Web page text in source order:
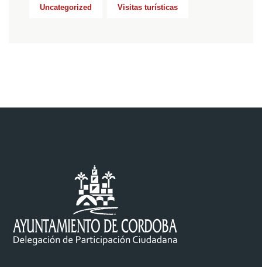
Uncategorized Visitas turísticas